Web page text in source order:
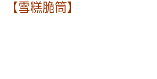
【雪糕脆筒】